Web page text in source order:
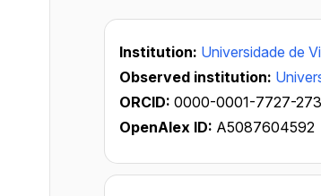
Institution: Universidade de
Observed institution:
ORCID: 0000-0001-7727-
OpenAlex ID: A5087604592